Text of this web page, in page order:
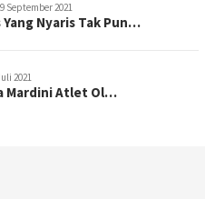
September 2021
Nyaris Tak Pun…
2021
Mardini Atlet Ol…